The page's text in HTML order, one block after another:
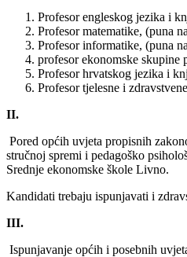
Profesor engleskog jezika i
Profesor matematike, (puna
Profesor informatike, (puna
profesor ekonomske skupine
Profesor hrvatskog jezika i
Profesor tjelesne i
II.
Pored općih uvjeta propisnih
stručnoj spremi i pedagoško
Srednje ekonomske škole Livno.
Kandidati trebaju ispunjavati i
III.
Ispunjavanje općih i posebnih